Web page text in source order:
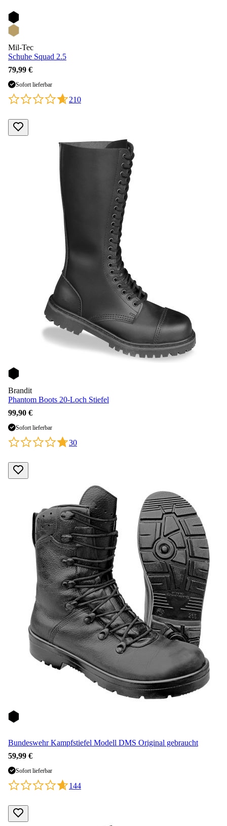
Mil-Tec
Schuhe Squad 2.5
79,99 €
Sofort lieferbar
210
Brandit
Phantom Boots 20-Loch Stiefel
99,90 €
Sofort lieferbar
30
Bundeswehr Kampfstiefel Modell DMS Original gebraucht
59,99 €
Sofort lieferbar
144